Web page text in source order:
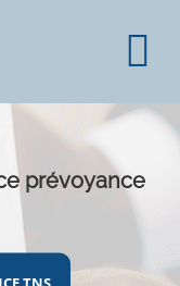
prévoyance